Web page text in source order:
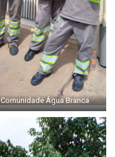
Comunidade Água Branca